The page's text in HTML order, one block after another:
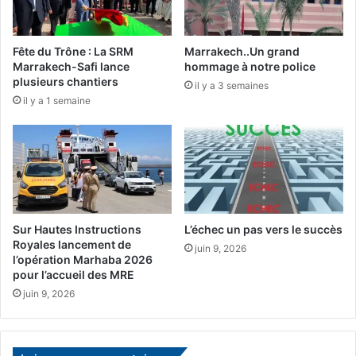
e
n
A
l
l
e
a
g
n
e
a
u
p
r
e
m
i
r
s
d
V
I
a
a
d
s
s
é
u
n
m
e
s
s
a
e
d
Fête du Trône : La SRM
Marrakech-Safi lance
plusieurs chantiers
il y a 1 semaine
Marrakech..Un grand
hommage à notre police
il y a 3 semaines
Sur Hautes Instructions
Royales lancement de
l’opération Marhaba 2026
pour l’accueil des MRE
juin 9, 2026
L’échec un pas vers le succès
juin 9, 2026